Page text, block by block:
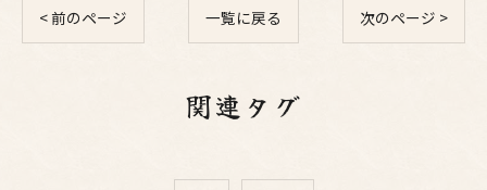
< 前のページ 一覧に戻る 次のページ >
関連タグ